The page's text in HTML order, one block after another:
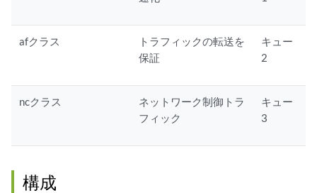
afクラス
トラフィックの転送を
保証
キュー
2
ncクラス
ネットワーク制御トラ
フィック
キュー
3
構成